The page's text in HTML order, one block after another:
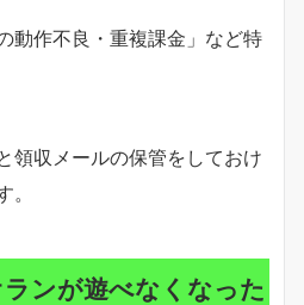
動作不良・重複課金」など特
領収メールの保管をしておけ
ンが遊べなくなった